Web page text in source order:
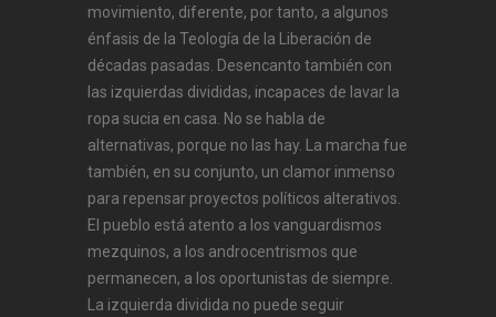
movimiento, diferente, por tanto, a algunos
énfasis de la Teología de la Liberación de
décadas pasadas. Desencanto también con
las izquierdas divididas, incapaces de lavar la
ropa sucia en casa. No se habla de
alternativas, porque no las hay. La marcha fue
también, en su conjunto, un clamor inmenso
para repensar proyectos políticos alterativos.
El pueblo está atento a los vanguardismos
mezquinos, a los androcentrismos que
permanecen, a los oportunistas de siempre.
La izquierda dividida no puede seguir